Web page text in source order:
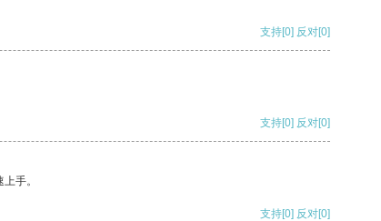
支持[0] 反对[0]
支持[0] 反对[0]
手。
支持[0] 反对[0]